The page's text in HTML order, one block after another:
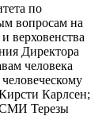
по
вопросам на
верховенства
Директора
человека
Карлсен;
СМИ Терезы